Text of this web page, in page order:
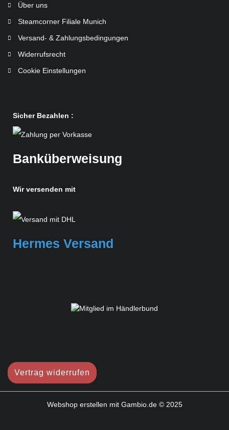
Über uns
Steamcorner Filiale Munich
Versand- & Zahlungsbedingungen
Widerrufsrecht
Cookie Einstellungen
Sicher Bezahlen :
Banküberweisung
Wir versenden mit
Hermes Versand
Vertrag widerrufen
Webshop erstellen mit Gambio.de © 2025